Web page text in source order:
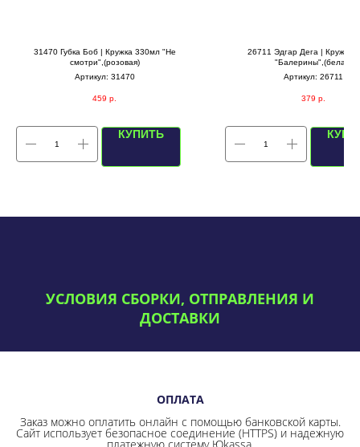
31470 Губка Боб | Кружка 330мл "Не
смотри",(розовая)
Артикул: 31470
459 р.
КУПИТЬ
26711 Эдгар Дега | Кружка
"Балерины",(белая)
Артикул: 26711
379 р.
УСЛОВИЯ СБОРКИ, ОТПРАВЛЕНИЯ И
ДОСТАВКИ
ОПЛАТА
Заказ можно оплатить онлайн с помощью банковской карты.
Сайт использует безопасное соединение (HTTPS) и надежную